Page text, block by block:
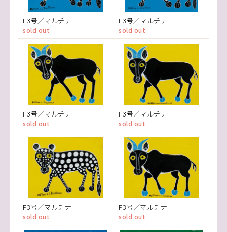
F3号／マルチナ
sold out
F3号／マルチナ
sold out
F3号／マルチナ
sold out
F3号／マルチナ
sold out
F3号／マルチナ
sold out
F3号／マルチナ
sold out